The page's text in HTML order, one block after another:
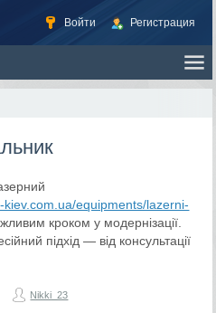
Войти Регистрация
kiev.com.ua/equipments/lazerni-
кроком у модернізації.
підхід — від консультації
Nikki_23